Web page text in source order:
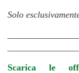
Solo
Scarica le